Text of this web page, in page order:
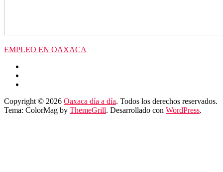
EMPLEO EN OAXACA
Copyright © 2026 Oaxaca día a día. Todos los derechos reservados.
Tema: ColorMag by ThemeGrill. Desarrollado con WordPress.